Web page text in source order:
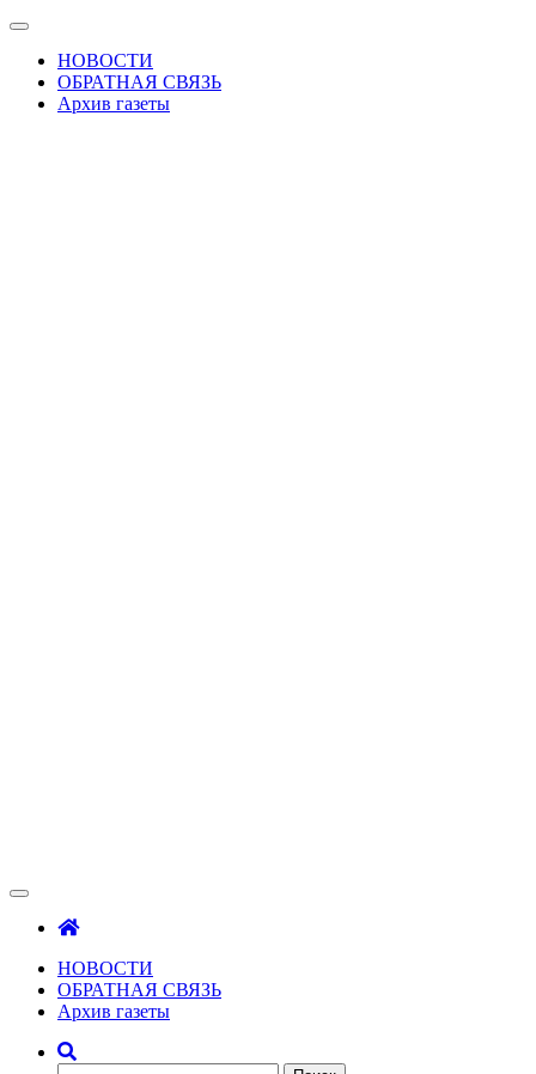
Skip
content
Показать/
Скрыть
навигацию
НОВОСТИ
ОБРАТНАЯ СВЯЗЬ
Архив газеты
НОВОСТИ
ОБРАТНАЯ СВЯЗЬ
Архив газеты